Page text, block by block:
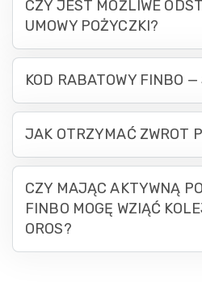
CZY JEST MOŻLIWE
UMOWY POŻYCZKI?
KOD RABATOWY FINBO —
JAK OTRZYMAĆ ZWROT
CZY MAJĄC AKTYWNĄ
FINBO MOGĘ WZIĄĆ
OROS?